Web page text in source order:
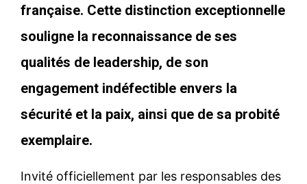
française. Cette distinction exceptionnelle
souligne la reconnaissance de ses
qualités de leadership, de son
engagement indéfectible envers la
sécurité et la paix, ainsi que de sa probité
exemplaire.
Invité officiellement par les responsables des